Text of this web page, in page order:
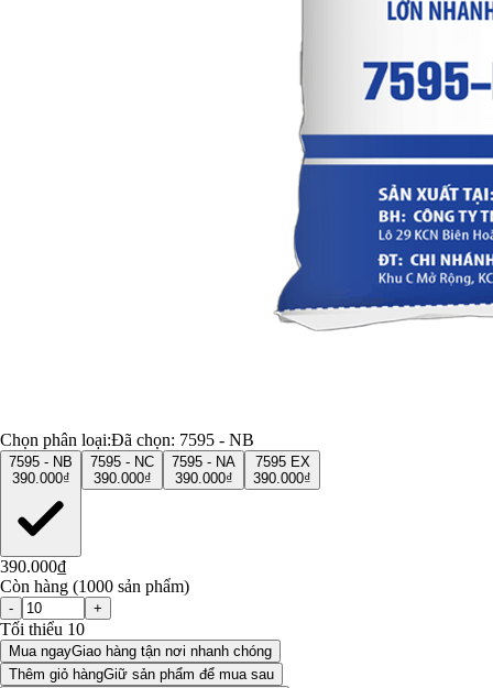
Chọn phân loại:Đã chọn: 7595 - NB
7595 - NB
390.000₫
7595 - NC
390.000₫
7595 - NA
390.000₫
7595 EX
390.000₫
390.000₫
Còn hàng (1000 sản phẩm)
- +
Tối thiểu 10
Mua ngayGiao hàng tận nơi nhanh chóng
Thêm giỏ hàngGiữ sản phẩm để mua sau